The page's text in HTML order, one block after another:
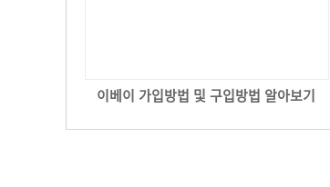
이베이 가입방법 및 구입방법 알아보기